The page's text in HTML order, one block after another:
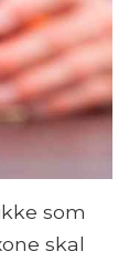
som
skal